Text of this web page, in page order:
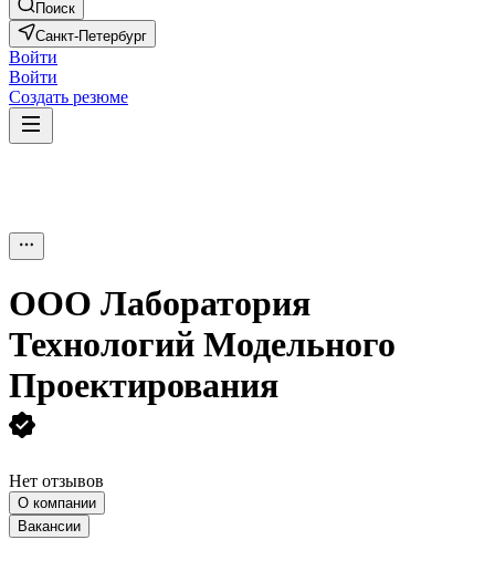
Поиск
Санкт-Петербург
Войти
Войти
Создать резюме
ООО Лаборатория
Технологий Модельного
Проектирования
Нет отзывов
О компании
Вакансии